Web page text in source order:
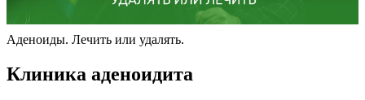
Аденоиды. Лечить или удалять.
Клиника аденоидита